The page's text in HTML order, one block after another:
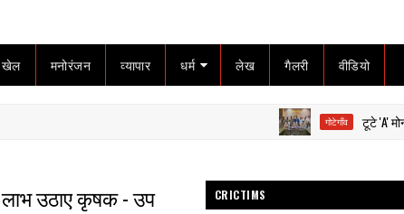
खेल मनोरंजन व्यापार धर्म लेख गैलरी वीडियो
गोटेगाँव टूटे 'A' मोनोग्राम
लाभ उठाए कृषक - उप
CRICTIMS